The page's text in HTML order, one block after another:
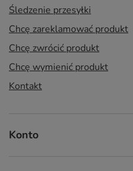
Śledzenie przesyłki
Chcę zareklamować produkt
Chcę zwrócić produkt
Chcę wymienić produkt
Kontakt
Konto